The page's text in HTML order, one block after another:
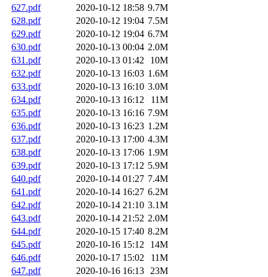
627.pdf
2020-10-12 18:58 9.7M
628.pdf
2020-10-12 19:04 7.5M
629.pdf
2020-10-12 19:04 6.7M
630.pdf
2020-10-13 00:04 2.0M
631.pdf
2020-10-13 01:42
10M
632.pdf
2020-10-13 16:03 1.6M
633.pdf
2020-10-13 16:10 3.0M
634.pdf
2020-10-13 16:12
11M
635.pdf
2020-10-13 16:16 7.9M
636.pdf
2020-10-13 16:23 1.2M
637.pdf
2020-10-13 17:00 4.3M
638.pdf
2020-10-13 17:06 1.9M
639.pdf
2020-10-13 17:12 5.9M
640.pdf
2020-10-14 01:27 7.4M
641.pdf
2020-10-14 16:27 6.2M
642.pdf
2020-10-14 21:10 3.1M
643.pdf
2020-10-14 21:52 2.0M
644.pdf
2020-10-15 17:40 8.2M
645.pdf
2020-10-16 15:12
14M
646.pdf
2020-10-17 15:02
11M
647.pdf
2020-10-16 16:13 23M